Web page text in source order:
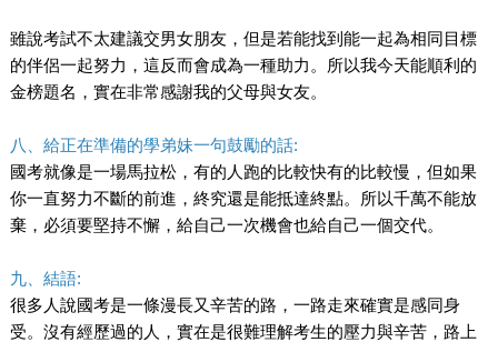
雖說考試不太建議交男女朋友，但是若能找到能一起為相同目標
的伴侶一起努力，這反而會成為一種助力。所以我今天能順利的
金榜題名，實在非常感謝我的父母與女友。
八、給正在準備的學弟妹一句鼓勵的話:
國考就像是一場馬拉松，有的人跑的比較快有的比較慢，但如果
你一直努力不斷的前進，終究還是能抵達終點。所以千萬不能放
棄，必須要堅持不懈，給自己一次機會也給自己一個交代。
九、結語:
很多人說國考是一條漫長又辛苦的路，一路走來確實是感同身
受。沒有經歷過的人，實在是很難理解考生的壓力與辛苦，路上